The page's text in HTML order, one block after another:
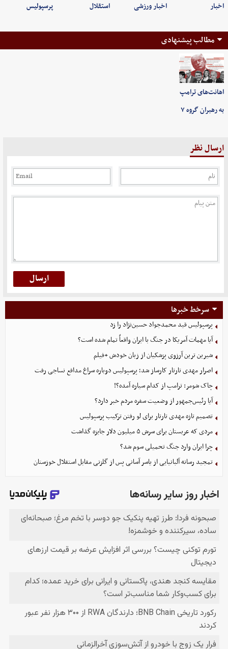
اخبار اخبار ورزشی استقلال پرسپولیس
مطالب پیشنهادی
اهانت‌های ترامپ
به رهبران گروه ۷
ارسال نظر
سرخط خبرها
پرسپولیس قید محمدجواد حسین‌نژاد را زد
آیا مهمات آمریکا در جنگ با ایران واقعاً تمام شده است؟
شیرین ترین آرزوی پزشکیان از زبان خودش +فیلم
اصرار مهدی تارتار کارساز شد؛ پرسپولیس دوباره سراغ مدافع نساجی رفت
چاک شومر: ترامپ از کدام سیاره آمده؟!
آیا رئیس‌جمهور از وضعیت سفره مردم خبر دارد؟
تصمیم تازه مهدی تارتار برای لو رفتن ترکیب پرسپولیس
مردی که عربستان برای سرش ۵ میلیون دلار جایزه گذاشت
چرا ایران وارد جنگ تحمیلی سوم شد؟
تمجید رسانه آلبانیایی از یاسر آسانی پس از گلزنی مقابل استقلال خوزستان